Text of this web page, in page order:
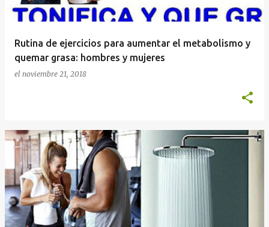
Rutina de ejercicios para aumentar el metabolismo y
quemar grasa: hombres y mujeres
el noviembre 21, 2018